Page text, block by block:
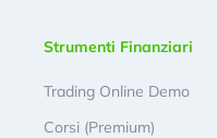
Strumenti Finanziari
Trading Online Demo
Corsi (Premium)